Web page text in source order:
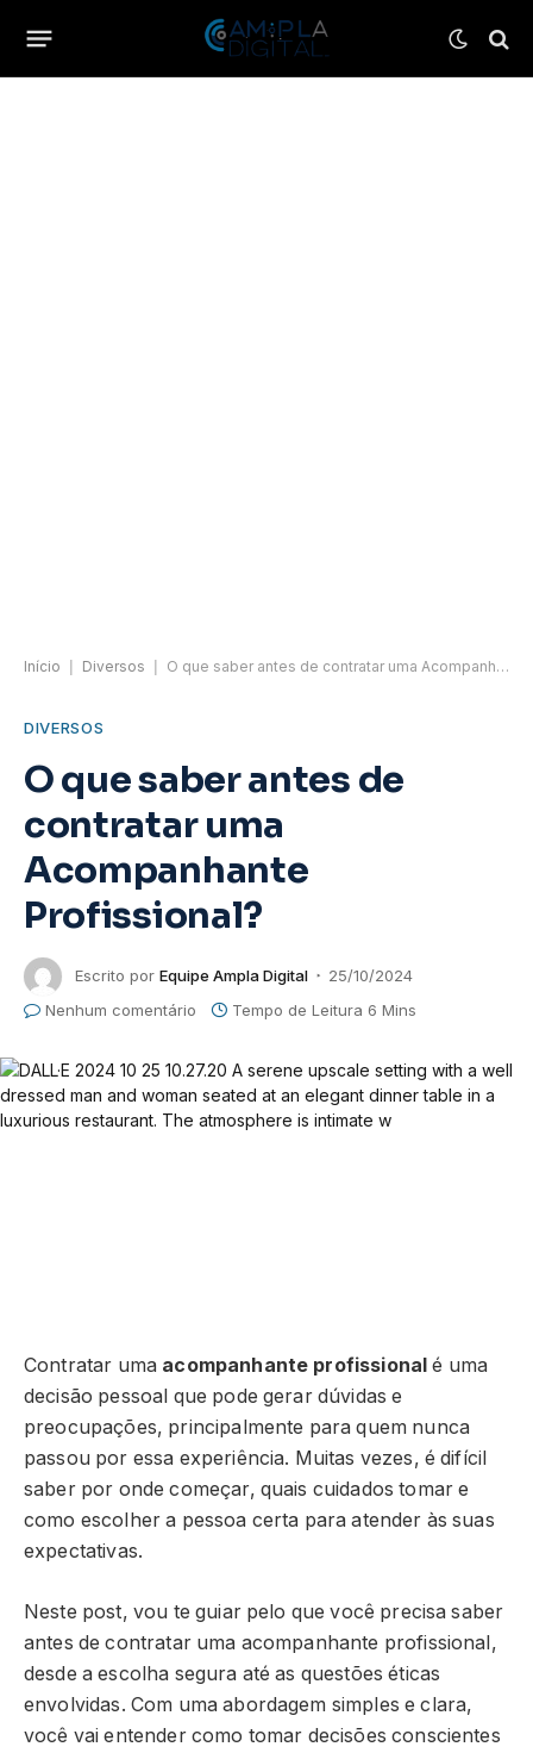
Início Diversos O que saber antes de contratar uma Acompanhante Profissional?
DIVERSOS
O que saber antes de
contratar uma
Acompanhante
Profissional?
Escrito por Equipe Ampla Digital
25/10/2024
Nenhum comentário
Tempo de Leitura 6 Mins
Contratar uma acompanhante profissional é uma
decisão pessoal que pode gerar dúvidas e
preocupações, principalmente para quem nunca
passou por essa experiência. Muitas vezes, é difícil
saber por onde começar, quais cuidados tomar e
como escolher a pessoa certa para atender às suas
expectativas.
Neste post, vou te guiar pelo que você precisa saber
antes de contratar uma acompanhante profissional,
desde a escolha segura até as questões éticas
envolvidas. Com uma abordagem simples e clara,
você vai entender como tomar decisões conscientes